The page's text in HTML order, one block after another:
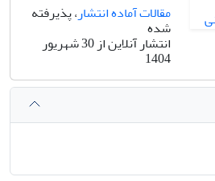
مقالات آماده انتشار، پذیرفته
شده
انتشار آنلاین از 30 شهریور
1404